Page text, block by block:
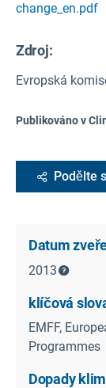
change_en.pdf
Zdroj:
Evropská
Publikováno v
Podělte
Datum
2013
klíčová
EMFF,
Programmes
Dopady